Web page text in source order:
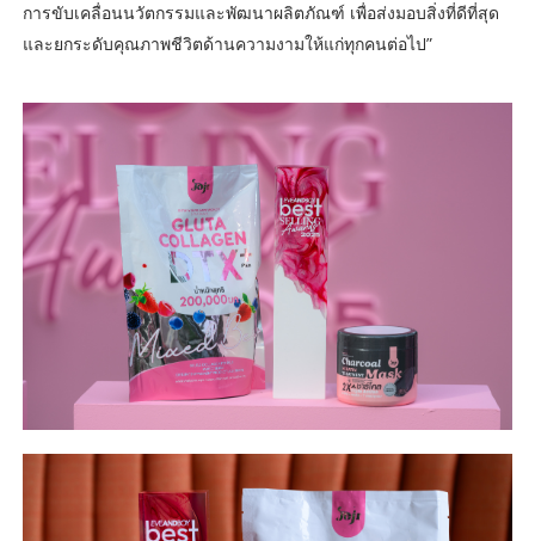
การขับเคลื่อนนวัตกรรมและพัฒนาผลิตภัณฑ์ เพื่อส่งมอบสิ่งที่ดีที่สุด
และยกระดับคุณภาพชีวิตด้านความงามให้แก่ทุกคนต่อไป”